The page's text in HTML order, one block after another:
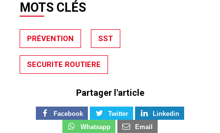
MOTS CLÉS
PRÉVENTION SST
SECURITE ROUTIERE
Partager l'article
Facebook Twitter
Linkedin
Whatsapp
Email